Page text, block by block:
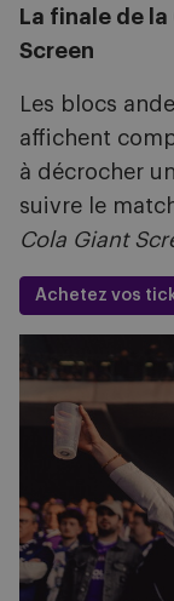
La finale de
Screen
Les blocs
affichent
à décrocher
suivre le
Cola Giant
Achetez vos